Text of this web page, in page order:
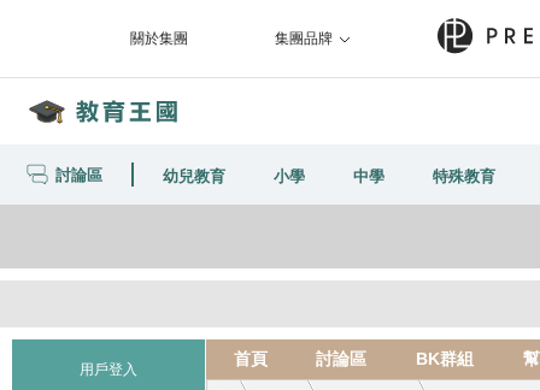
關於集團 集團品牌
討論區 幼兒教育 小學 中學 特殊教育
用戶登入
首頁 討論區 BK群組